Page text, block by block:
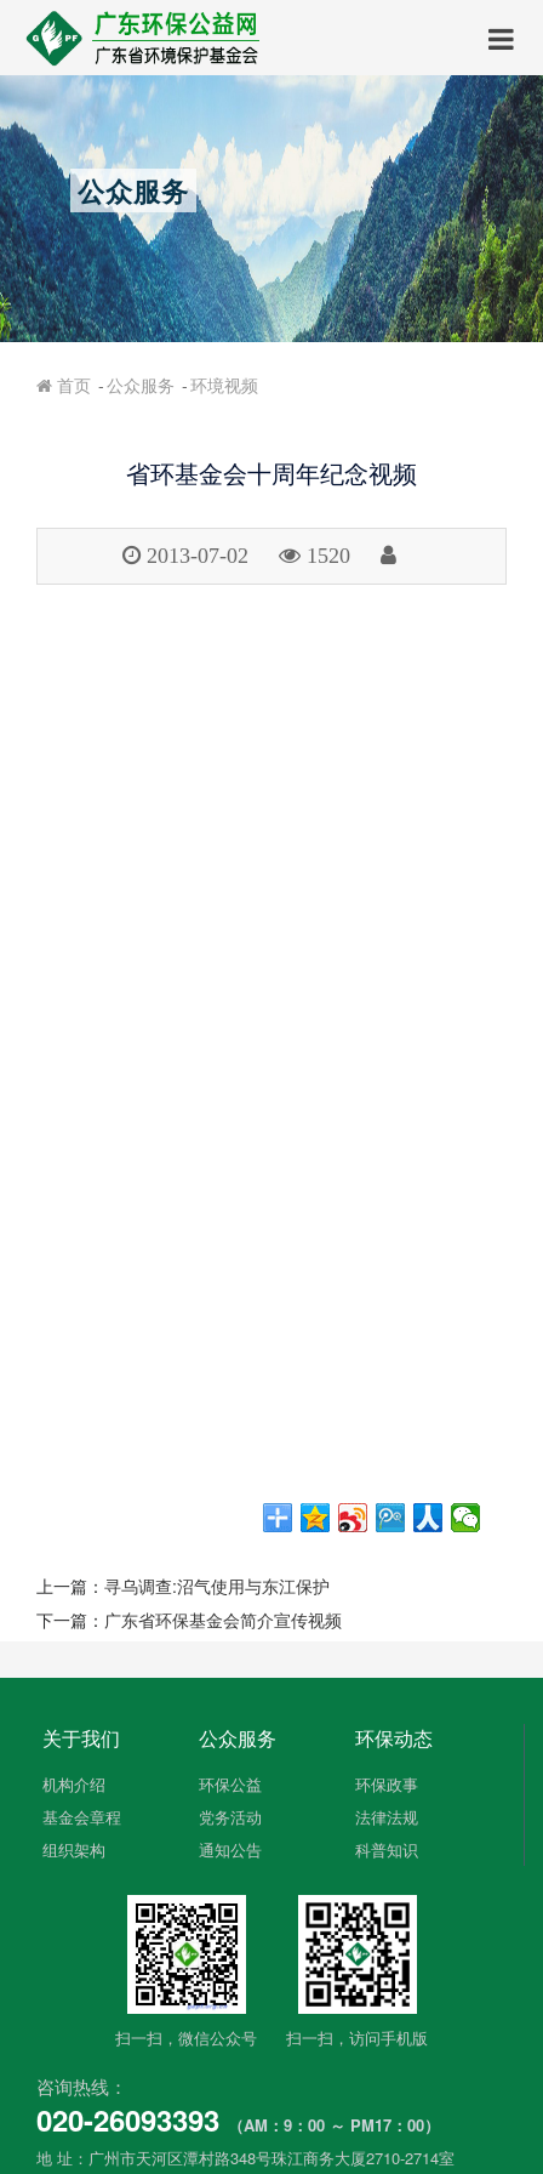
公众服务
首页 公众服务 环境视频
省环基金会十周年纪念视频
2013-07-02 1520
上一篇： 寻乌调查:沼气使用与东江保护
下一篇： 广东省环保基金会简介宣传视频
关于我们
机构介绍
基金会章程
组织架构
公众服务
环保公益
党务活动
通知公告
环保动态
环保政事
法律法规
科普知识
扫一扫，微信公众号​ 扫一扫，​访问手机版
咨询热线：
020-26093393
（AM：9：00 ～ PM17：00）
地 址：广州市天河区潭村路348号珠江商务大厦2710-2714室